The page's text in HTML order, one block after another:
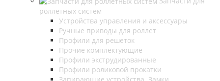
роллетных систем
Устройства управления и аксессуары
Ручные приводы для роллет
Профили для решеток
Прочие комплектующие
Профили экструдированные
Профили роликовой прокатки